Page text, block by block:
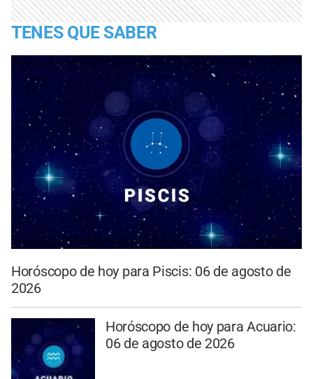
TENES QUE SABER
Horóscopo de hoy para Piscis: 06 de agosto de
2026
Horóscopo de hoy para Acuario:
06 de agosto de 2026